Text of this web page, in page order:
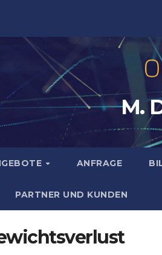
M.
ANFRAGE
PARTNER UND KUNDEN